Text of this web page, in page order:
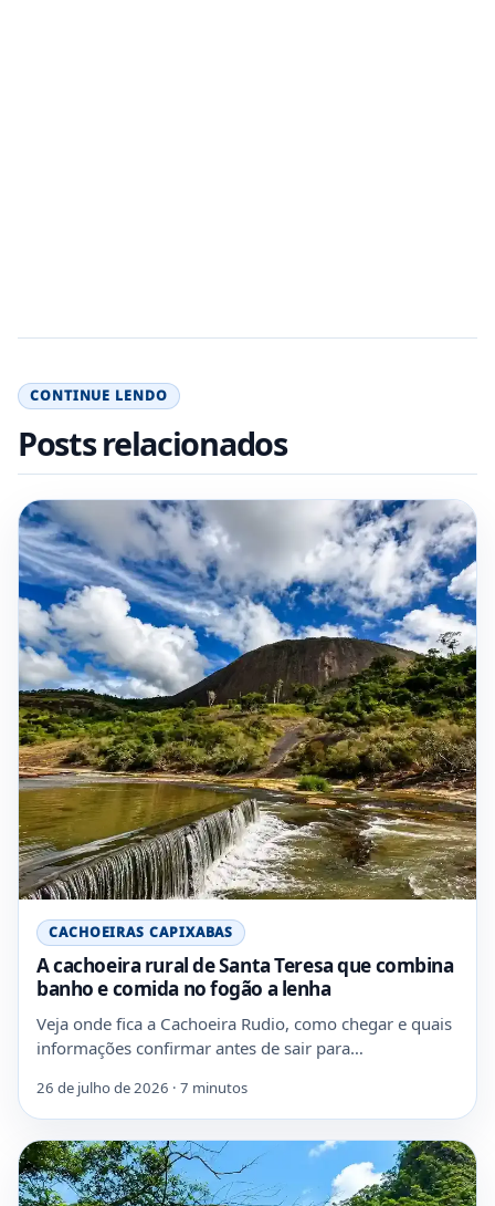
CONTINUE LENDO
Posts relacionados
CACHOEIRAS CAPIXABAS
A cachoeira rural de Santa Teresa que combina
banho e comida no fogão a lenha
Veja onde fica a Cachoeira Rudio, como chegar e quais
informações confirmar antes de sair para…
26 de julho de 2026 · 7 minutos